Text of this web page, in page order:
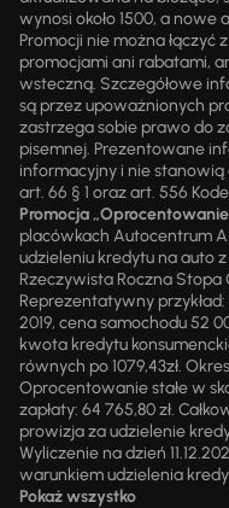
wynosi około 1500, a
Promocji nie można łączyć
promocjami ani rabatami,
wsteczną. Szczegółowe
są przez upoważnionych
zastrzega sobie prawo do
pisemnej. Prezentowane
informacyjny i nie
art. 66 § 1 oraz art. 556
Promocja
placówkach Autocentrum
udzieleniu kredytu na auto
Rzeczywista Roczna Stopa
Reprezentatywny
2019, cena samochodu 52
kwota kredytu
równych po 1079,43zł.
Oprocentowanie stałe w
zapłaty: 64 765,80 zł.
prowizja za udzielenie
Wyliczenie na dzień
warunkiem udzielenia
Pokaż wszystko